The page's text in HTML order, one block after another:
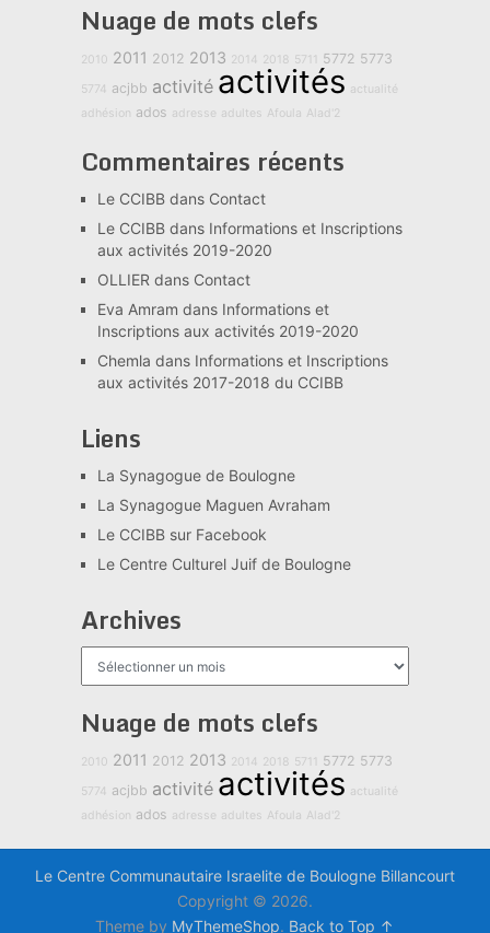
Nuage de mots clefs
2010 2011 2012 2013 2014 2018 5711 5772 5773
5774 acjbb activité activités actualité
adhésion ados adresse adultes Afoula Alad'2
Commentaires récents
Le CCIBBdans Contact
Le CCIBBdans Informations et Inscriptions
aux activités 2019-2020
OLLIER dans Contact
Eva Amram dans Informations et
Inscriptions aux activités 2019-2020
Chemla dans Informations et Inscriptions
aux activités 2017-2018 du CCIBB
Liens
La Synagogue de Boulogne
La Synagogue Maguen Avraham
Le CCIBB sur Facebook
Le Centre Culturel Juif de Boulogne
Archives
Nuage de mots clefs
2010 2011 2012 2013 2014 2018 5711 5772 5773
5774 acjbb activité activités actualité
adhésion ados adresse adultes Afoula Alad'2
Le Centre Communautaire Israelite de Boulogne Billancourt
Copyright © 2026.
Theme by MyThemeShop. Back to Top ↑